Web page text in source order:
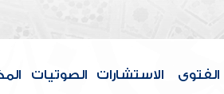
الفتوى الاستشارات الصوتيات